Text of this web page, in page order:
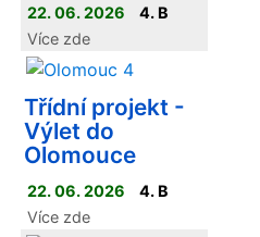
22. 06. 2026
4. B
Více zde
Třídní projekt -
Výlet do
Olomouce
22. 06. 2026
4. B
Více zde